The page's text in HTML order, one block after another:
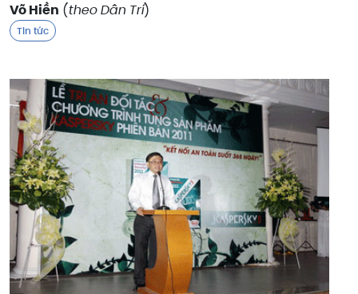
Võ Hiền (theo Dân Trí)
Tin tức